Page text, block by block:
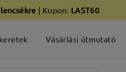
| Kupon: LAST60
Vásárlási útmutató